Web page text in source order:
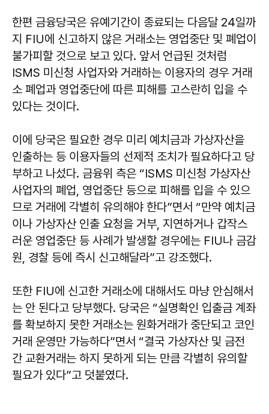
한편 금융당국은 유예기간이 종료되는 다음달 24일까
지 FIU에 신고하지 않은 거래소는 영업중단 및 폐업이
불가피할 것으로 보고 있다. 앞서 언급된 것처럼
ISMS 미신청 사업자와 거래하는 이용자의 경우 거래
소 폐업과 영업중단에 따른 피해를 고스란히 입을 수
있다는 것이다.
이에 당국은 필요한 경우 미리 예치금과 가상자산을
인출하는 등 이용자들의 선제적 조치가 필요하다고 당
부하고 나섰다. 금융위 측은 “ISMS 미신청 가상자산
사업자의 폐업, 영업중단 등으로 피해를 입을 수 있으
므로 거래에 각별히 유의해야 한다”면서 “만약 예치금
이나 가상자산 인출 요청을 거부, 지연하거나 갑작스
러운 영업중단 등 사례가 발생할 경우에는 FIU나 금감
원, 경찰 등에 즉시 신고해달라”고 강조했다.
또한 FIU에 신고한 거래소에 대해서도 마냥 안심해서
는 안 된다고 당부했다. 당국은 “실명확인 입출금 계좌
를 확보하지 못한 거래소는 원화거래가 중단되고 코인
거래 운영만 가능하다”면서 “결국 가상자산 및 금전
간 교환거래는 하지 못하게 되는 만큼 각별히 유의할
필요가 있다”고 덧붙였다.